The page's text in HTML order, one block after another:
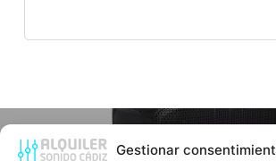
Gestionar
Publicación Anterior